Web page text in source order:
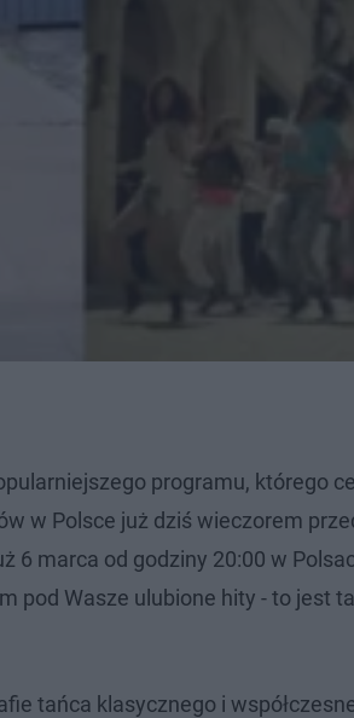
programu, którego
w Polsce już dziś wieczorem
6 marca od godziny 20:00 w
pod Wasze ulubione hity - to jest
tańca klasycznego i